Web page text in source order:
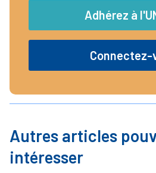
Adhérez à
Connectez-
Autres articles
intéresser